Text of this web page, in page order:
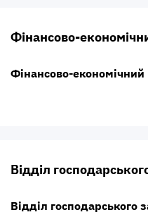
Фінансово-
Фінансово-економічний
Відділ
Відділ господарського